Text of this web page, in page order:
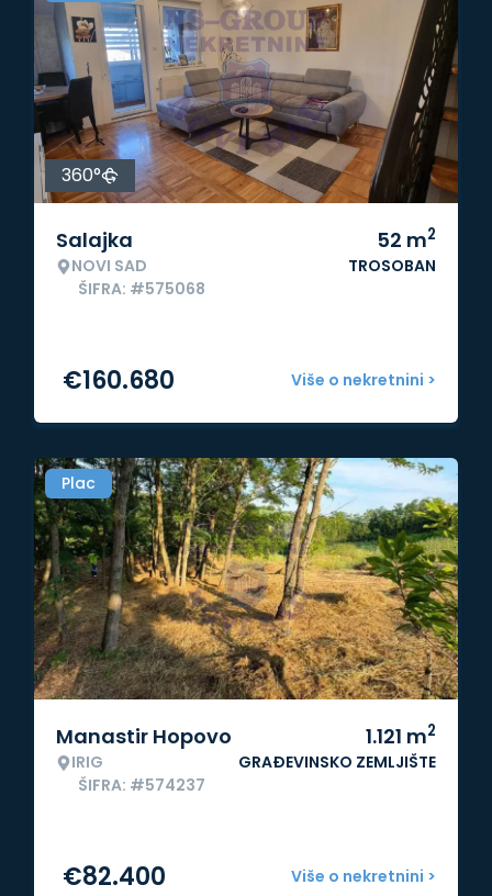
360°
Salajka
NOVI SAD
ŠIFRA: #575068
52 m2
TROSOBAN
Više o nekretnini >
€160.680
Plac
Manastir Hopovo
IRIG
ŠIFRA: #574237
1.121 m2
GRAĐEVINSKO ZEMLJIŠTE
Više o nekretnini >
€82.400